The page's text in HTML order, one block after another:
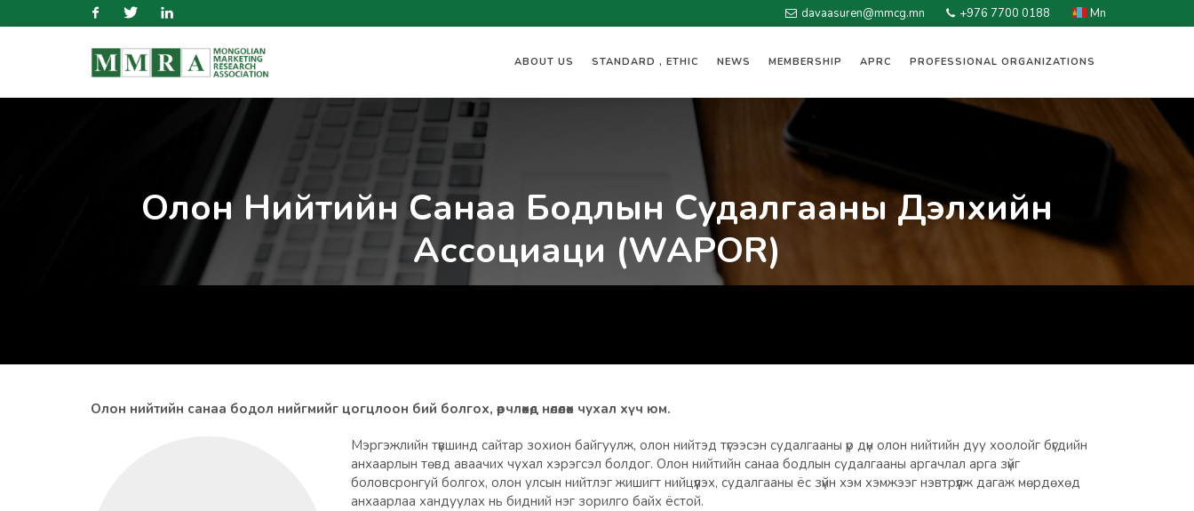
davaasuren@mmcg.mn +976 7700 0188 Mn
ABOUT US STANDARD , ETHIC NEWS MEMBERSHIP APRC PROFESSIONAL ORGANIZATIONS
Олон Нийтийн Санаа Бодлын Судалгааны Дэлхийн
Ассоциаци (WAPOR)
Олон нийтийн санаа бодол нийгмийг цогцлоон бий болгох, өөрчлөхөд нөлөөлөх чухал хүч юм.
Мэргэжлийн түвшинд сайтар зохион байгуулж, олон нийтэд түгээсэн судалгааны үр дүн олон нийтийн дуу хоолойг бүгдийн
анхаарлын төвд аваачих чухал хэрэгсэл болдог. Олон нийтийн санаа бодлын судалгааны аргачлал арга зүйг
боловсронгуй болгох, олон улсын нийтлэг жишигт нийцүүлэх, судалгааны ёс зүйн хэм хэмжээг нэвтрүүлж дагаж мөрдөхөд
анхаарлаа хандуулах нь бидний нэг зорилго байх ёстой.